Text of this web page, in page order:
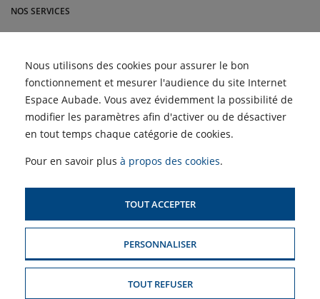
NOS SERVICES
Une climatisation
connectée : les avantages
de cette fonctionnalité
Climatisation : quels
systèmes modernes
existent-ils ?
ACTUALITÉS
Semaines du Meuble et du
Carrelage
Profitez de nos Semaines
ACCÈS PROFESSIONNELS :
SIMULATEUR D'AIDES
MENTIONS LÉGALES & CONDITIONS GÉNÉRALES DE VENTE
POLITIQUE DE CONFIDENTIALITÉ
Nous utilisons des cookies pour assurer le bon
fonctionnement et mesurer l'audience du site Internet
Espace Aubade. Vous avez évidemment la possibilité de
modifier les paramètres afin d'activer ou de désactiver
en tout temps chaque catégorie de cookies.
Pour en savoir plus à propos des cookies.
TOUT ACCEPTER
PERSONNALISER
TOUT REFUSER